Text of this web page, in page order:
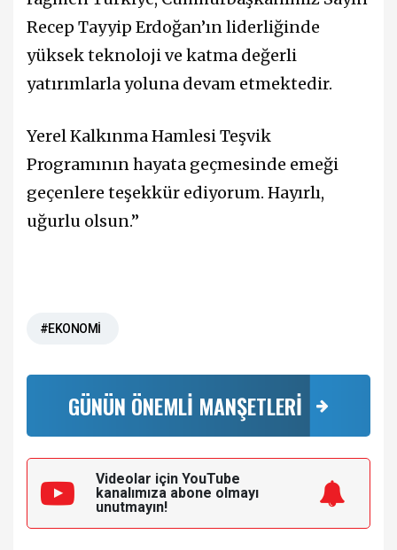
Recep Tayyip Erdoğan’ın liderliğinde
yüksek teknoloji ve katma değerli
yatırımlarla yoluna devam etmektedir.
Yerel Kalkınma Hamlesi Teşvik
Programının hayata geçmesinde emeği
geçenlere teşekkür ediyorum. Hayırlı,
uğurlu olsun.”
#EKONOMİ
GÜNÜN ÖNEMLİ MANŞETLERİ
Videolar için YouTube
kanalımıza abone olmayı
unutmayın!